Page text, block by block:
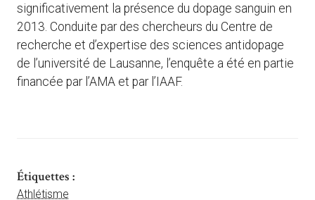
significativement la présence du dopage sanguin en
2013. Conduite par des chercheurs du Centre de
recherche et d’expertise des sciences antidopage
de l’université de Lausanne, l’enquête a été en partie
financée par l’AMA et par l’IAAF.
Étiquettes :
Athlétisme